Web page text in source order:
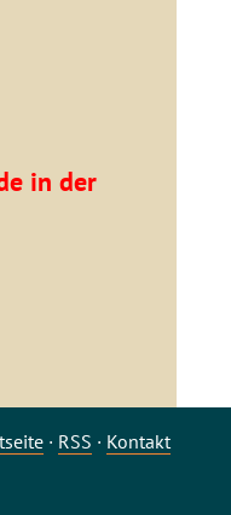
in der
· RSS · Kontakt